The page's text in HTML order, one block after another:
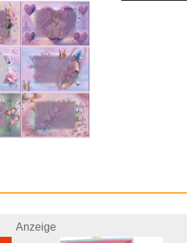
Regenbogen
Einhorn...
Anzeige